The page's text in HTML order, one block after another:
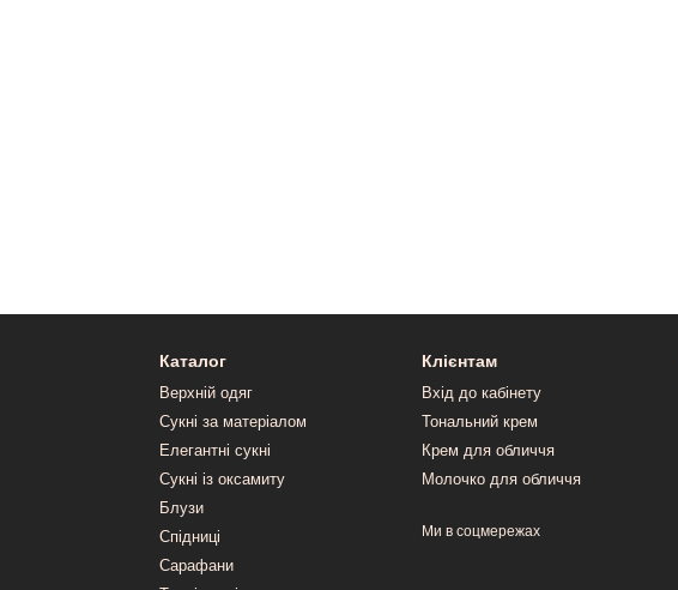
Каталог
Верхній одяг
Сукні за матеріалом
Елегантні сукні
Сукні із оксамиту
Блузи
Спідниці
Сарафани
Клієнтам
Вхід до кабінету
Тональний крем
Крем для обличчя
Молочко для обличчя
Ми в соцмережах